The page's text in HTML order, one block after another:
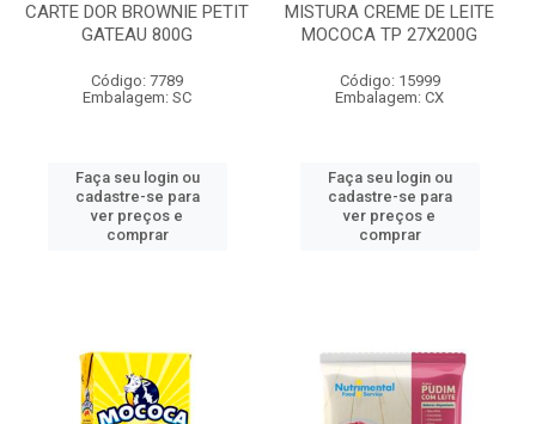
CARTE DOR BROWNIE PETIT
GATEAU 800G
Código: 7789
Embalagem: SC
Faça seu login ou
cadastre-se para
ver preços e
comprar
MISTURA CREME DE LEITE
MOCOCA TP 27X200G
Código: 15999
Embalagem: CX
Faça seu login ou
cadastre-se para
ver preços e
comprar